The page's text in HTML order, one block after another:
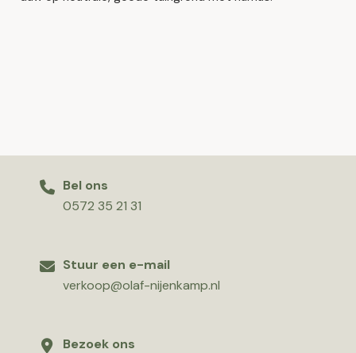
Bel ons
0572 35 21 31
Stuur een e-mail
verkoop@olaf-nijenkamp.nl
Bezoek ons